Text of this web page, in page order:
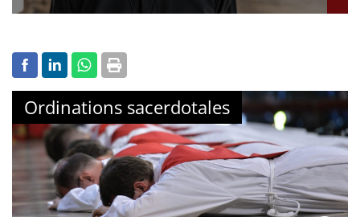
Ordinations sacerdotales